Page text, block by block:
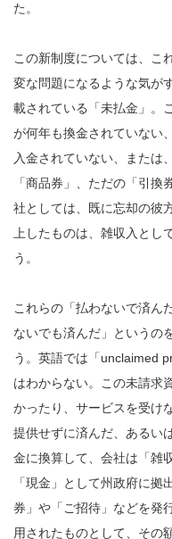
た。
この新制度については、こ
変な問題になるような気が
載されている「未払金」。
が何年も換金されていない
入金されていない、または
「商品券」、ただの「引
社としては、既に忘却の彼
上したものは、雑収入とし
う。
これらの「払わないで済ん
ないでも済んだ」というの
う。英語では「unclaimed
はわからない。この未請求
かったり、サービスを受け
提供せずに済んだ、あるい
金に換算して、会社は「雑
「現金」として州政府に拠
券」や「ご招待」などを発
用されたものとして、その